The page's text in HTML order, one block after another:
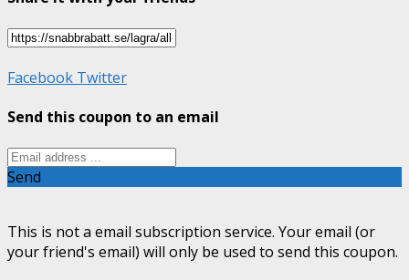
Facebook Twitter
Send this coupon to an email
Send
This is not a email subscription service. Your email (or
your friend's email) will only be used to send this coupon.